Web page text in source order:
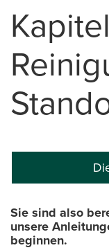
Sie sind also
unsere
beginnen.